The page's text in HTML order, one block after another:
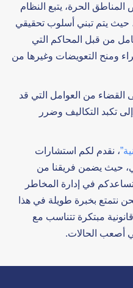
المناطق الحرة، يتبع النظام
حيث يتم تبني أسلوب تحقيقي
من قبل المحاكم التي
ومنح التعويضات وغيرها من
القضاء من العوامل التي قد
تكبد التكاليف وضرر
، نقدم لكم استشارات
حيث يضمن فريقنا من
تساعدكم في إدارة المخاطر
نتمتع بخبرة طويلة في هذا
مبتكرة تتناسب مع
أصعب الحالات.